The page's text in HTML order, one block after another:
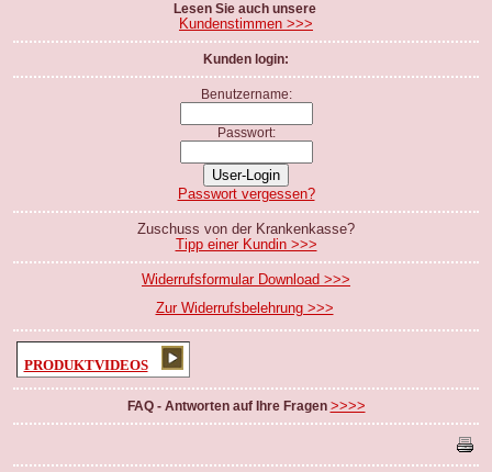
Lesen Sie auch unsere
Kundenstimmen >>>
Kunden login:
Benutzername:
Passwort:
Passwort vergessen?
Zuschuss von der Krankenkasse?
Tipp einer Kundin >>>
Widerrufsformular Download >>>
Zur Widerrufsbelehrung >>>
PRODUKTVIDEOS
FAQ - Antworten auf Ihre Fragen >>>>